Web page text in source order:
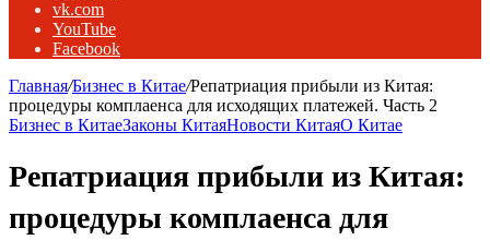
vk.com
YouTube
Facebook
Главная/Бизнес в Китае/Репатриация прибыли из Китая:
процедуры комплаенса для исходящих платежей. Часть 2
Бизнес в КитаеЗаконы КитаяНовости КитаяО Китае
Репатриация прибыли из Китая:
процедуры комплаенса для